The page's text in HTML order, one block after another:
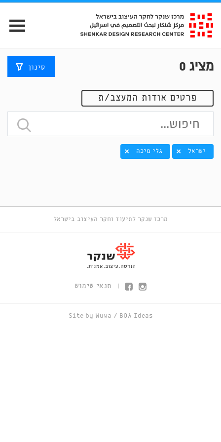
מציג 0 סינון
פרטים אודות המעצב/ת
ישראל גלי מיכה
מרכז שנקר לתיעוד וחקר העיצוב בישראל
תנאי שימוש
Site by Wuwa / BOA Ideas